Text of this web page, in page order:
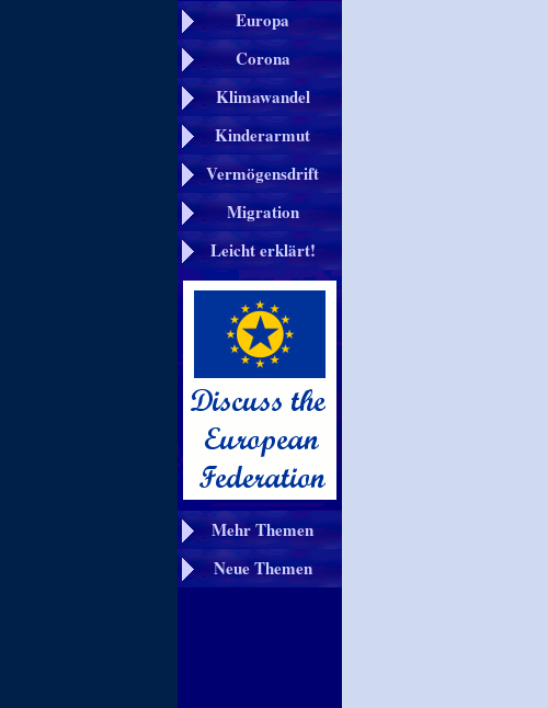
Europa
Corona
Klimawandel
Kinderarmut
Vermögensdrift
Migration
Leicht erklärt!
Mehr Themen
Neue Themen